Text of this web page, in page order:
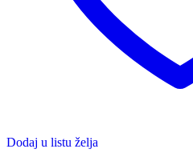
Dodaj u listu želja